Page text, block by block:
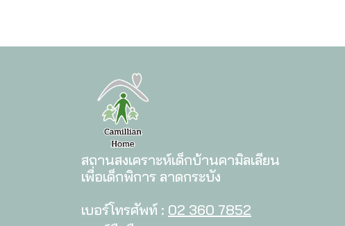
สถานสงเคราะห์เด็กบ้านคามิลเลียน
เพื่อเด็กพิการ ลาดกระบัง
เบอร์โทรศัพท์ : 02 360 7852